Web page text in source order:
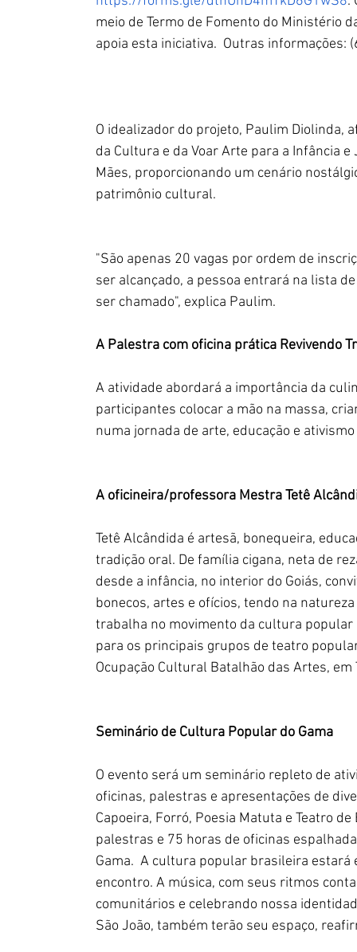
meio de Termo de Fomento do Ministério
apoia esta iniciativa.  Outras
O idealizador do projeto, Paulim
da Cultura e da Voar Arte para a Infância
Mães, proporcionando um cenário
patrimônio cultural.
"São apenas 20 vagas por ordem de
ser alcançado, a pessoa entrará na lista
ser chamado", explica Paulim.
A Palestra com oficina prática Revivendo
A atividade abordará a importância da
participantes colocar a mão na massa,
numa jornada de arte, educação e
A oficineira/professora Mestra Tetê
Tetê Alcândida é artesã, bonequeira,
tradição oral. De família cigana, neta de
desde a infância, no interior do Goiás,
bonecos, artes e ofícios, tendo na
trabalha no movimento da cultura
para os principais grupos de teatro
Ocupação Cultural Batalhão das Artes, em
Seminário de Cultura Popular do Gama
O evento será um seminário repleto de
oficinas, palestras e apresentações de
Capoeira, Forró, Poesia Matuta e Teatro
palestras e 75 horas de oficinas
Gama.  A cultura popular brasileira
encontro. A música, com seus ritmos
comunitários e celebrando nossa
São João, também terão seu espaço,